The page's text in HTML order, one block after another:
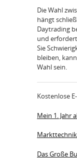
Die Wahl
hängt
Daytrading
und
Sie
bleiben,
Wahl sein.
Kostenlose
Mein 1. Jahr
Das Große